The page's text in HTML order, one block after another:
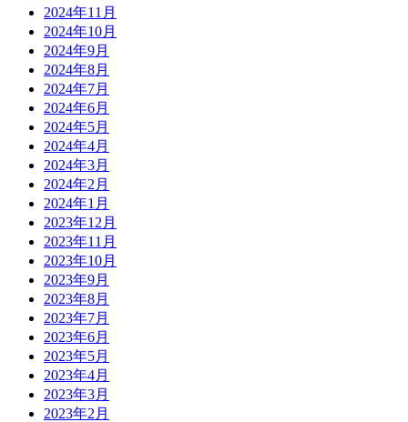
2024年11月
2024年10月
2024年9月
2024年8月
2024年7月
2024年6月
2024年5月
2024年4月
2024年3月
2024年2月
2024年1月
2023年12月
2023年11月
2023年10月
2023年9月
2023年8月
2023年7月
2023年6月
2023年5月
2023年4月
2023年3月
2023年2月